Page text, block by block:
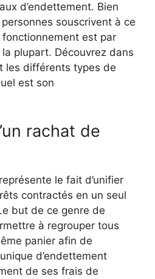
d’endettement. Bien
souscrivent à ce
est par
plupart. Découvrez dans
les différents types de
est son
rachat de
le fait d’unifier
contractés en un seul
but de ce genre de
à regrouper tous
panier afin de
d’endettement
de ses frais de